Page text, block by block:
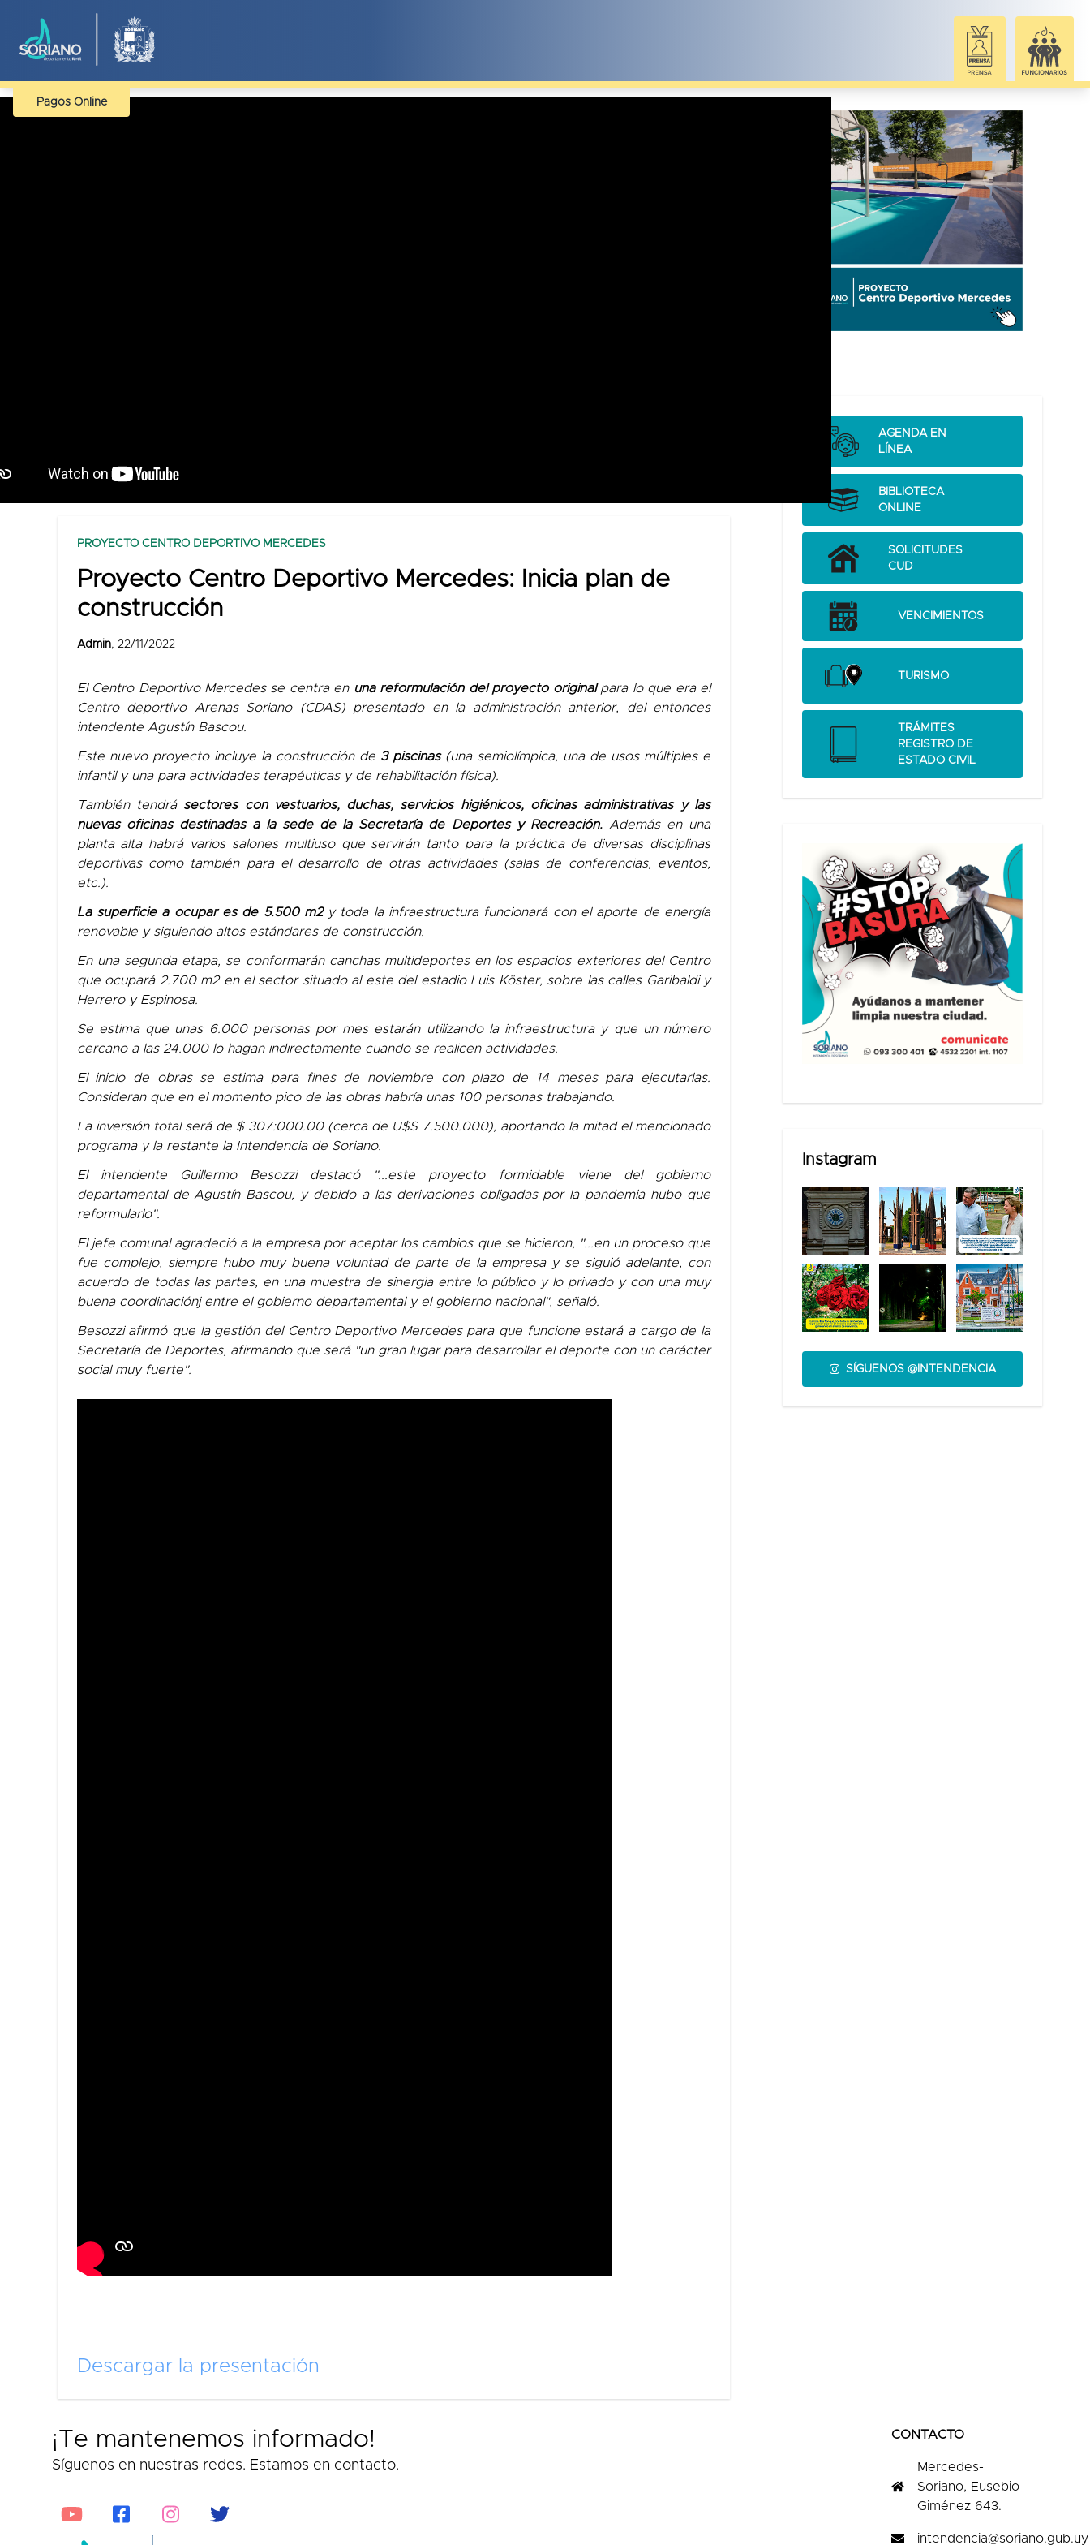
Pagos Online
PROYECTO CENTRO DEPORTIVO MERCEDES
Proyecto Centro Deportivo Mercedes: Inicia plan de
construcción
Admin, 22/11/2022
El Centro Deportivo Mercedes se centra en una reformulación del proyecto originalpara lo que era el
Centro deportivo Arenas Soriano (CDAS) presentado en la administración anterior, del entonces
intendente Agustín Bascou.
Este nuevo proyecto incluye la construcción de 3 piscinas(una semiolímpica, una de usos múltiples e
infantil y una para actividades terapéuticas y de rehabilitación física).
También tendrá sectores con vestuarios, duchas, servicios higiénicos, oficinas administrativas y las
nuevas oficinas destinadas a la sede de la Secretaría de Deportes y Recreación.Además en una
planta alta habrá varios salones multiuso que servirán tanto para la práctica de diversas disciplinas
deportivas como también para el desarrollo de otras actividades (salas de conferencias, eventos,
etc.).
La superficie a ocupar es de 5.500 m2y toda la infraestructura funcionará con el aporte de energía
renovable y siguiendo altos estándares de construcción.
En una segunda etapa, se conformarán canchas multideportes en los espacios exteriores del Centro
que ocupará 2.700 m2 en el sector situado al este del estadio Luis Köster, sobre las calles Garibaldi y
Herrero y Espinosa.
Se estima que unas 6.000 personas por mes estarán utilizando la infraestructura y que un número
cercano a las 24.000 lo hagan indirectamente cuando se realicen actividades.
El inicio de obras se estima para fines de noviembre con plazo de 14 meses para ejecutarlas.
Consideran que en el momento pico de las obras habría unas 100 personas trabajando.
La inversión total será de $ 307:000.00 (cerca de U$S 7.500.000), aportando la mitad el mencionado
programa y la restante la Intendencia de Soriano.
El intendente Guillermo Besozzi destacó "...este proyecto formidable viene del gobierno
departamental de Agustín Bascou, y debido a las derivaciones obligadas por la pandemia hubo que
reformularlo".
El jefe comunal agradeció a la empresa por aceptar los cambios que se hicieron, "...en un proceso que
fue complejo, siempre hubo muy buena voluntad de parte de la empresa y se siguió adelante, con
acuerdo de todas las partes, en una muestra de sinergia entre lo público y lo privado y con una muy
buena coordinaciónj entre el gobierno departamental y el gobierno nacional", señaló.
Besozzi afirmó que la gestión del Centro Deportivo Mercedes para que funcione estará a cargo de la
Secretaría de Deportes, afirmando que será "un gran lugar para desarrollar el deporte con un carácter
social muy fuerte".
Descargar la presentación
AGENDA EN
LÍNEA
BIBLIOTECA
ONLINE
SOLICITUDES
CUD
VENCIMIENTOS
TURISMO
TRÁMITES
REGISTRO DE
ESTADO CIVIL
Instagram
SÍGUENOS @INTENDENCIA
¡Te mantenemos informado!
Síguenos en nuestras redes. Estamos en contacto.
CONTACTO
Mercedes-
Soriano, Eusebio
Giménez 643.
intendencia@soriano.gub.uy